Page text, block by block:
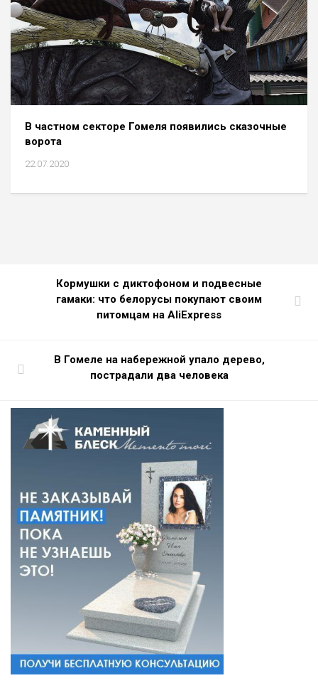
В частном секторе Гомеля появились сказочные
ворота
22.07.2020
Кормушки с диктофоном и подвесные
гамаки: что белорусы покупают своим
питомцам на AliExpress
В Гомеле на набережной упало дерево,
пострадали два человека